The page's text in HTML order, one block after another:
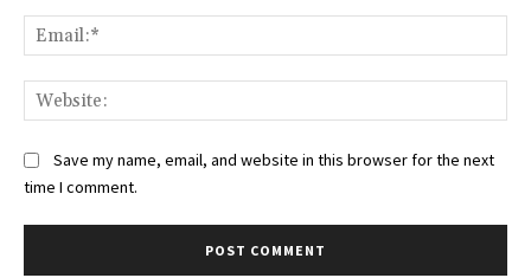
Save my name, email, and website in this browser for the next
time I comment.